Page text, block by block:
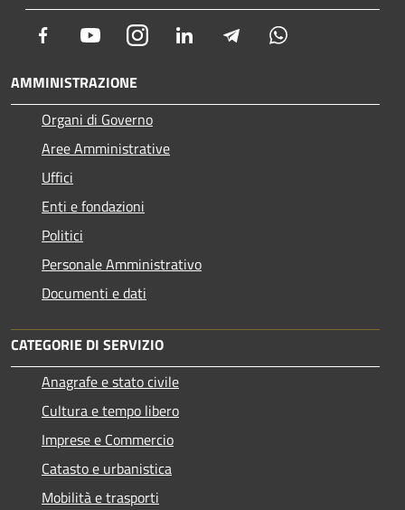
Facebook YoutubeInstagram LinkedIn Telegram
AMMINISTRAZIONE
Organi di Governo
Aree Amministrative
Uffici
Enti e fondazioni
Politici
Personale Amministrativo
Documenti e dati
CATEGORIE DI SERVIZIO
Anagrafe e stato civile
Cultura e tempo libero
Imprese e Commercio
Catasto e urbanistica
Mobilità e trasporti